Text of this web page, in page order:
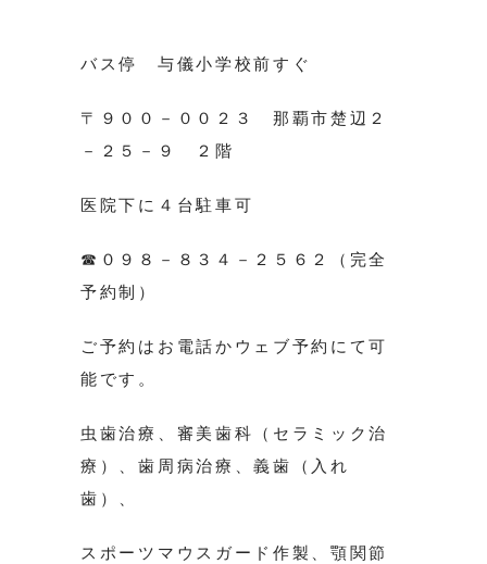
バス停 与儀小学校前すぐ
〒９００－００２３ 那覇市楚辺２
－２５－９ ２階
医院下に４台駐車可
☎０９８－８３４－２５６２（完全
予約制）
ご予約はお電話かウェブ予約にて可
能です。
虫歯治療、審美歯科（セラミック治
療）、歯周病治療、義歯（入れ
歯）、
スポーツマウスガード作製、顎関節